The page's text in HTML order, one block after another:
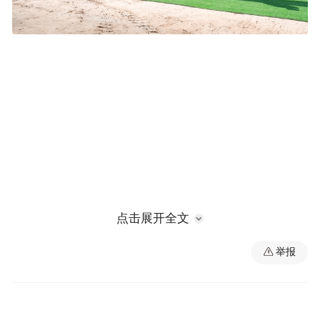
采用路基宽度25.5米的双向四车道一级公路
点击展开全文
举报